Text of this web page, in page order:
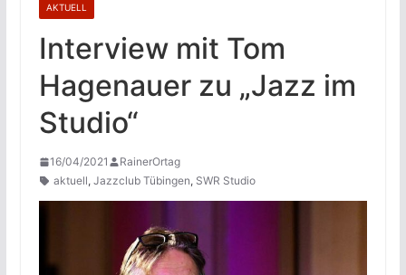
AKTUELL
Interview mit Tom
Hagenauer zu „Jazz im
Studio“
16/04/2021
RainerOrtag
aktuell, Jazzclub Tübingen, SWR Studio